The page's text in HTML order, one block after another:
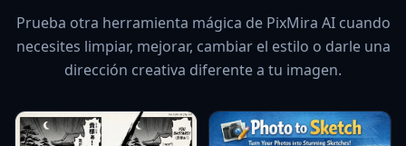
Prueba otra herramienta mágica de PixMira AI cuando
necesites limpiar, mejorar, cambiar el estilo o darle una
dirección creativa diferente a tu imagen.